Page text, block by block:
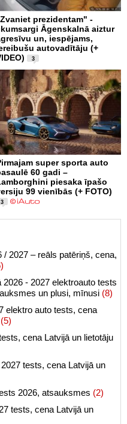
prezidentam" -
Āgenskalnā aiztur
un, iespējams,
autovadītāju (+
3
super sporta auto
60 gadi –
piesaka īpašo
99 vienībās (+ FOTO)
3
2027 – reāls patēriņš, cena,
- 2027 elektroauto tests
un plusi, mīnusi (8)
elektro auto tests, cena
(5)
cena Latvijā un lietotāju
tests, cena Latvijā un
2026, atsauksmes (2)
tests, cena Latvijā un